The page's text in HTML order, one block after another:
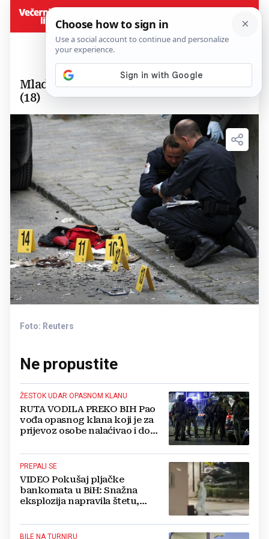
Mladić (23) vozilom pregazio pješakinju
(18)
Foto: Reuters
Ne propustite
ŽESTOK UDAR OPASNOM KLANU
RUTA VODILA PREKO BIH Pao
vođa opasnog klana koji je za
prijevoz osobe nalaćivao i do
PREPALI SE
VIDEO Pokušaj pljačke
bankomata u BiH: Snažna
eksplozija napravila štetu,
BILE NA TURNIRU